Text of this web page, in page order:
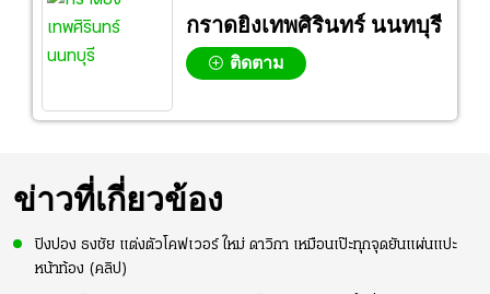
กราดยิงเทพศิรินทร์ นนทบุรี
ติดตาม
ข่าวที่เกี่ยวข้อง
ปิงปอง ธงชัย แต่งตัวโคฟเวอร์ ใหม่ ดาวิกา เหมือนเป๊ะทุกจุดยันแผ่นแปะ
หน้าท้อง (คลิป)